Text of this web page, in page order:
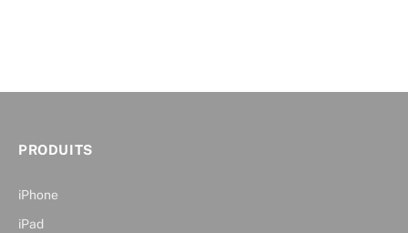
PRODUITS
iPhone
iPad